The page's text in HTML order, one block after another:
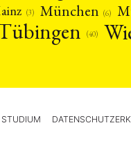
(3) München (6)
(40)
STUDIUM